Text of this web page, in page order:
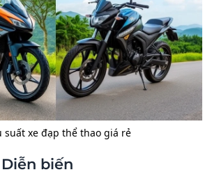
suất xe đạp thể thao giá rẻ
biến